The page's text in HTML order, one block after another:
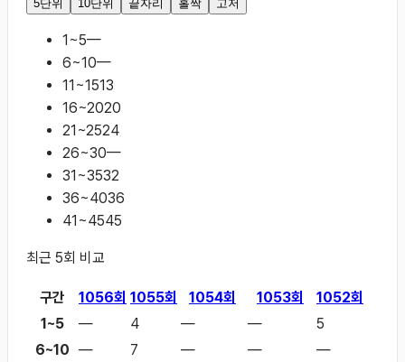
5단위 10단위 끝자리 홀짝 고저
1~5—
6~10—
11~1513
16~2020
21~2524
26~30—
31~3532
36~4036
41~4545
최근 5회 비교
구간 1056회 1055회 1054회 1053회 1052회
1~5
— 4 — —
5
6~10 — 7 — —
—